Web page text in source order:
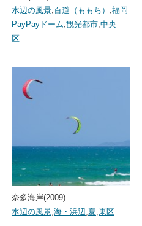
水辺の風景,百道（ももち） ,福岡
PayPayドーム,観光都市,中央
区…
奈多海岸(2009)
水辺の風景,海・浜辺,夏,東区